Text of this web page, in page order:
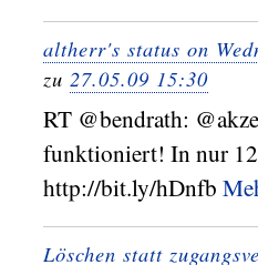
altherr's status on
zu 27.05.09 15:30
RT @bendrath:
funktioniert! In nur
http://bit.ly/hDnfb
Löschen statt